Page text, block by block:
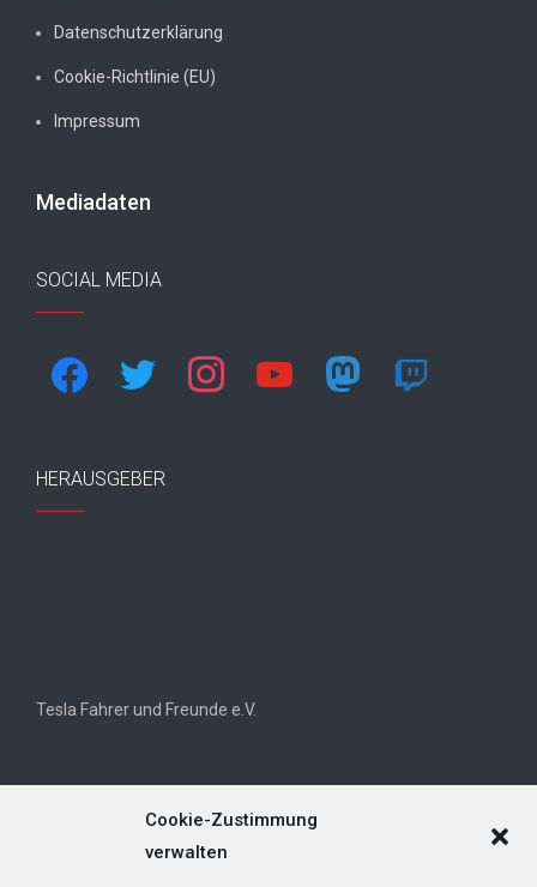
Cookie-Zustimmung
verwalten
Datenschutzerklärung
Cookie-Richtlinie (EU)
Impressum
Mediadaten
SOCIAL MEDIA
facebook twitter instagram youtube mastodon twitch
HERAUSGEBER
Tesla Fahrer und Freunde e.V.